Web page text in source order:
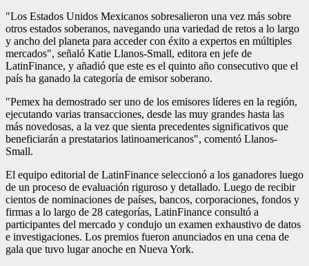
"Los Estados Unidos Mexicanos sobresalieron una vez más sobre
otros estados soberanos, navegando una variedad de retos a lo largo
y ancho del planeta para acceder con éxito a expertos en múltiples
mercados", señaló Katie Llanos-Small, editora en jefe de
LatinFinance, y añadió que este es el quinto año consecutivo que el
país ha ganado la categoría de emisor soberano.
"Pemex ha demostrado ser uno de los emisores líderes en la región,
ejecutando varias transacciones, desde las muy grandes hasta las
más novedosas, a la vez que sienta precedentes significativos que
beneficiarán a prestatarios latinoamericanos", comentó Llanos-
Small.
El equipo editorial de LatinFinance seleccionó a los ganadores luego
de un proceso de evaluación riguroso y detallado. Luego de recibir
cientos de nominaciones de países, bancos, corporaciones, fondos y
firmas a lo largo de 28 categorías, LatinFinance consultó a
participantes del mercado y condujo un examen exhaustivo de datos
e investigaciones. Los premios fueron anunciados en una cena de
gala que tuvo lugar anoche en Nueva York.